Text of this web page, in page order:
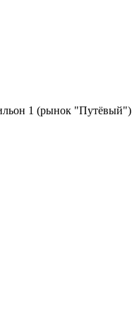
1 (рынок "Путёвый")